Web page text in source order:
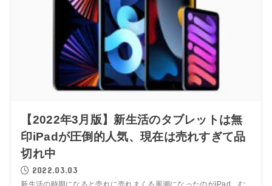
【2022年3月版】新生活のタブレットは無
印iPadが圧倒的人気、現在は売れすぎて品
切れ中
2022.03.03
新生活の時期になると売れに売れまくる風潮になったのがiPad。む